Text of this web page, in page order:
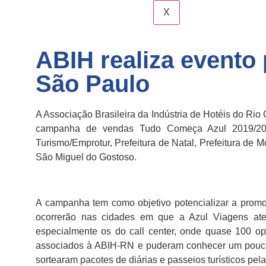
X
ABIH realiza evento
São Paulo
A Associação Brasileira da Indústria de Hotéis do
campanha de vendas Tudo Começa Azul 2019/
Turismo/Emprotur, Prefeitura de Natal, Prefeitura de
São Miguel do Gostoso.
A campanha tem como objetivo potencializar a
ocorrerão nas cidades em que a Azul Viagens
especialmente os do call center, onde quase 100
associados à ABIH-RN e puderam conhecer um
sortearam pacotes de diárias e passeios turísticos